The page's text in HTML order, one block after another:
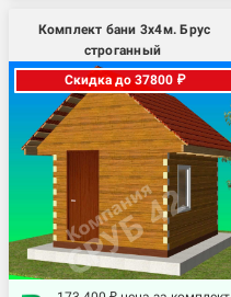
Комплект бани 3х4м. Брус
строганный
Скидка до 37800 ₽